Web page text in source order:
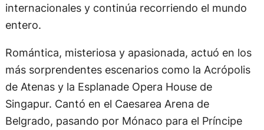
internacionales y continúa recorriendo el mundo
entero.
Romántica, misteriosa y apasionada, actuó en los
más sorprendentes escenarios como la Acrópolis
de Atenas y la Esplanade Opera House de
Singapur. Cantó en el Caesarea Arena de
Belgrado, pasando por Mónaco para el Príncipe